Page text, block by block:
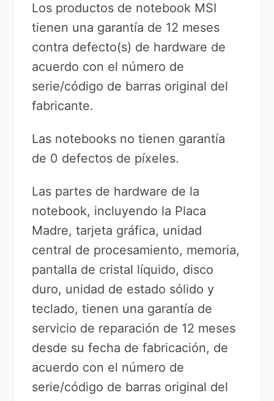
Los productos de notebook MSI
tienen una garantía de 12 meses
contra defecto(s) de hardware de
acuerdo con el número de
serie/código de barras original del
fabricante.
Las notebooks no tienen garantía
de 0 defectos de píxeles.
Las partes de hardware de la
notebook, incluyendo la Placa
Madre, tarjeta gráfica, unidad
central de procesamiento, memoria,
pantalla de cristal líquido, disco
duro, unidad de estado sólido y
teclado, tienen una garantía de
servicio de reparación de 12 meses
desde su fecha de fabricación, de
acuerdo con el número de
serie/código de barras original del